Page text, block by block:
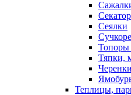
Сеялки
Топоры
Тяпки,
Теплицы,